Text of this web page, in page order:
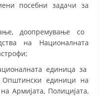
посебни задачи за
доопремување со
на Националната
единица за
Општински единици на
Армијата, Полицијата,